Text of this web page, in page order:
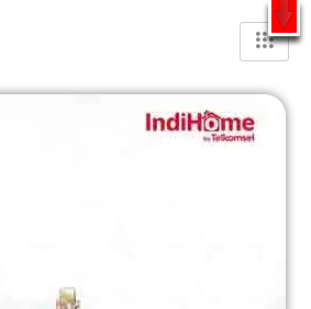
Bayar PDD2 | WiFi 200Rb an By